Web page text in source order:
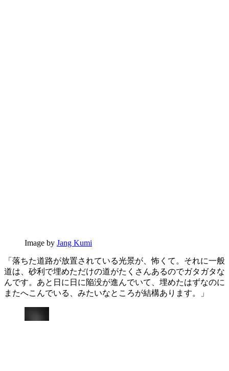
Image by Jang Kumi
「落ちた道路が放置されている光景が、怖くて。それに一般
道は、砂利で埋めただけの道がたくさんあるのでガタガタな
んです。あと日に日に陥没が進んでいて、埋めたはずなのに
またへこんでいる、みたいなところが結構あります。」